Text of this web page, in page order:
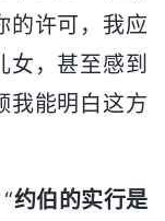
的许可，我应
女，甚至感到
我能明白这方
约伯的实行是